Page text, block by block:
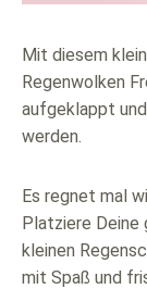
Mit diesem
Regenwolken
aufgeklappt
werden.
Es regnet mal
Platziere Deine
kleinen
mit Spaß und